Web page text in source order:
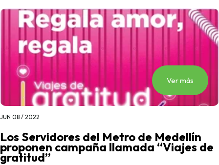
Ver más
JUN 08 / 2022
Los Servidores del Metro de Medellín
proponen campaña llamada “Viajes de
gratitud”